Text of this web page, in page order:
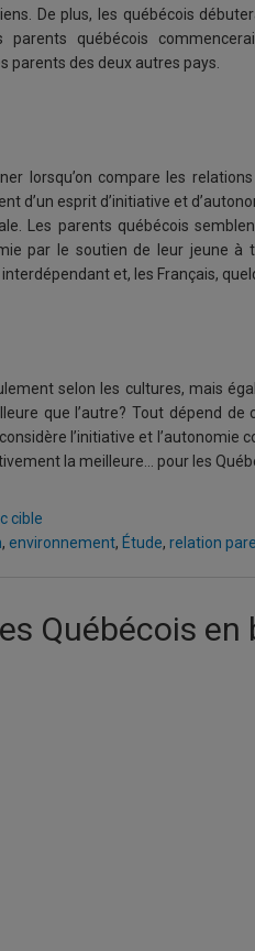
De plus, les québécois
parents québécois
parents des deux autres pays.
lorsqu’on compare les
d’un esprit d’initiative et
Les parents québécois
par le soutien de leur jeune à
et, les Français,
selon les cultures, mais
que l’autre? Tout dépend de
l’initiative et
la meilleure… pour les
cible
, environnement, Étude, relation
Québécois